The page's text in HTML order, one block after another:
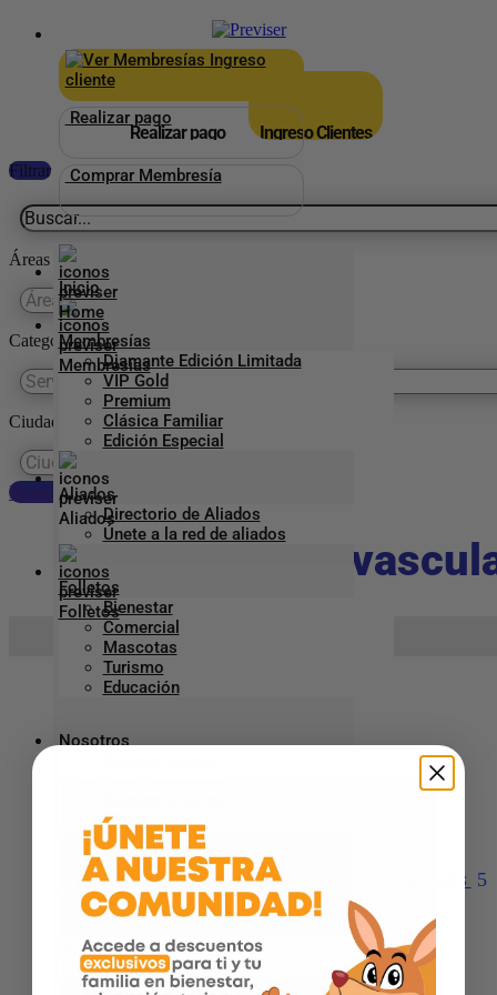
Ingreso
cliente
Realizar pago
Comprar Membresía
Inicio
Membresías
Diamante Edición Limitada
VIP Gold
Premium
Clásica Familiar
Edición Especial
Aliados
Directorio de Aliados
Únete a la red de aliados
Folletos
Bienestar
Comercial
Mascotas
Turismo
Educación
Nosotros
Trabaja aquí
Línea Empresarial
Blog
Revista ¡Qué Bien!
Realizar pago Ingreso Clientes
Filtrar
Áreas
Categorías Previser
Ciudades
Reestablecer preferencias
Cirugia
Inicio >Aliado Previser
CLINICA DIME – CALI
Ciudad:
Cali
Ver más
ANGIOGRAFIAS DE OCCIDENTE – CALI